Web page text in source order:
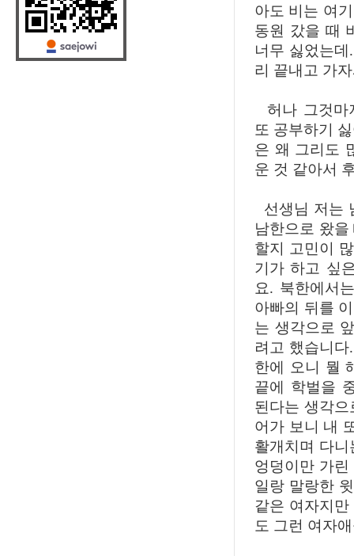
아도 비는 여
동원 갔을 때
너무 싫었는
리 끝내고 가
허나 그것마
또 공부하기
은 왜 그리도
운 것 같아서
선생님 저는
남한으로 왔
할지 고민이
기가 하고 싶
요. 북한에서
아빠의 뒤를
는 생각으로
려고 했습니
한에 오니 뭘
끝에 학벌을
된다는 생각
어가 보니 내
활개치며 다
엉덩이만 가
일랑 말랑한
같은 여자지
도 그런 여자